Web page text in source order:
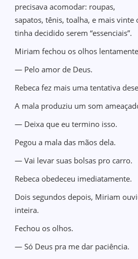
precisava acomodar: roupas,
sapatos, tênis, toalha, e mais vinte
tinha decidido serem “essenciais”.
Miriam fechou os olhos
— Pelo amor de Deus.
Rebeca fez mais uma tentativa
A mala produziu um som
— Deixa que eu termino isso.
Pegou a mala das mãos dela.
— Vai levar suas bolsas pro carro.
Rebeca obedeceu imediatamente.
Dois segundos depois, Miriam
inteira.
Fechou os olhos.
— Só Deus pra me dar paciência.